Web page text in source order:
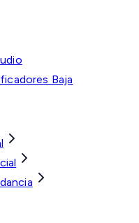
Baja